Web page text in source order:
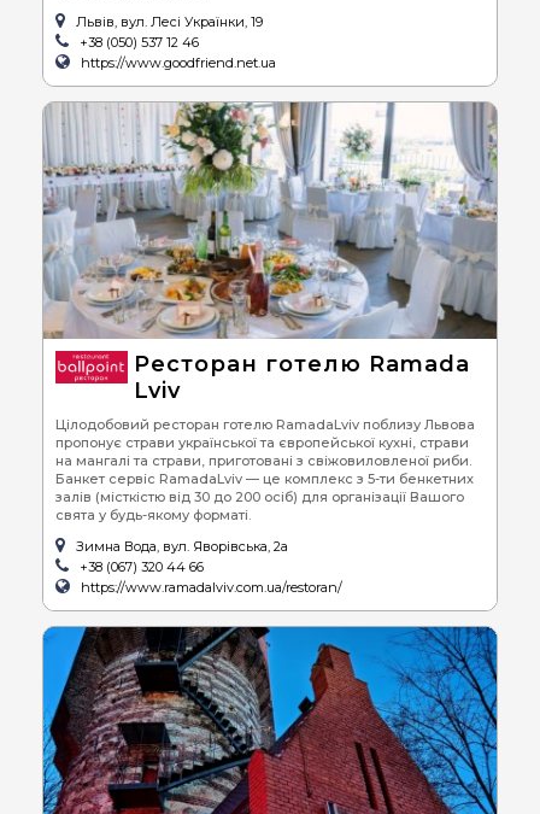
Львів, вул. Лесі Українки, 19
+38 (050) 537 12 46
https://www.goodfriend.net.ua
Ресторан готелю Ramada
Lviv
Цілодобовий ресторан готелю RamadaLviv поблизу Львова
пропонує страви української та європейської кухні, страви
на мангалі та страви, приготовані з свіжовиловленої риби.
Банкет сервіс RamadaLviv — це комплекс з 5-ти бенкетних
залів (місткістю від 30 до 200 осіб) для організації Вашого
свята у будь-якому форматі.
Зимна Вода, вул. Яворівська, 2а
+38 (067) 320 44 66
https://www.ramadalviv.com.ua/restoran/